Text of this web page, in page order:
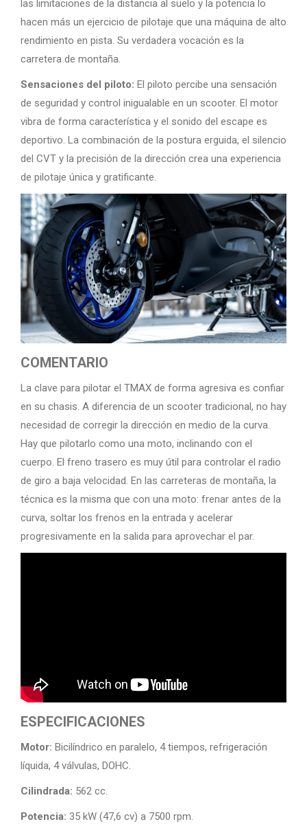
las limitaciones de la distancia al suelo y la potencia lo
hacen más un ejercicio de pilotaje que una máquina de alto
rendimiento en pista. Su verdadera vocación es la
carretera de montaña.
Sensaciones del piloto: El piloto percibe una sensación
de seguridad y control inigualable en un scooter. El motor
vibra de forma característica y el sonido del escape es
deportivo. La combinación de la postura erguida, el silencio
del CVT y la precisión de la dirección crea una experiencia
de pilotaje única y gratificante.
COMENTARIO
La clave para pilotar el TMAX de forma agresiva es confiar
en su chasis. A diferencia de un scooter tradicional, no hay
necesidad de corregir la dirección en medio de la curva.
Hay que pilotarlo como una moto, inclinando con el
cuerpo. El freno trasero es muy útil para controlar el radio
de giro a baja velocidad. En las carreteras de montaña, la
técnica es la misma que con una moto: frenar antes de la
curva, soltar los frenos en la entrada y acelerar
progresivamente en la salida para aprovechar el par.
ESPECIFICACIONES
Motor: Bicilíndrico en paralelo, 4 tiempos, refrigeración
líquida, 4 válvulas, DOHC.
Cilindrada: 562 cc.
Potencia: 35 kW (47,6 cv) a 7500 rpm.